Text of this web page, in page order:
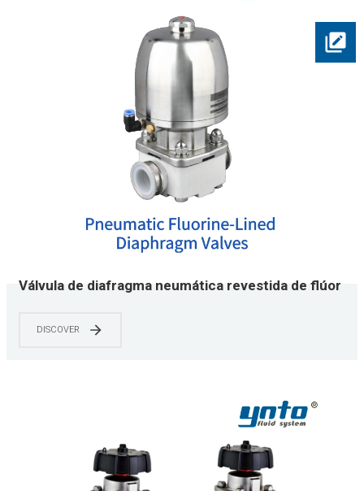
Válvula de diafragma neumática revestida de flúor
Grado químico y semiconductor | 0-150 PSI
DISCOVER